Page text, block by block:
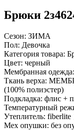
Брюки
Сезон: ЗИМА
Пол: Девочка
Категория товара:
Цвет: черный
Мембранная одежда:
Ткань верха:
(100% полиэстер)
Подкладка: флис +
Температурный
Утеплитель: fiberlite
Мех опушки: без